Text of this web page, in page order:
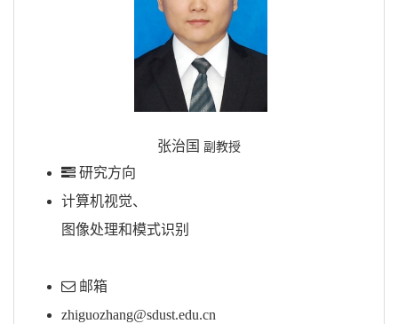
张治国 副教授
研究方向
计算机视觉、
图像处理和模式识别
邮箱
zhiguozhang@sdust.edu.cn